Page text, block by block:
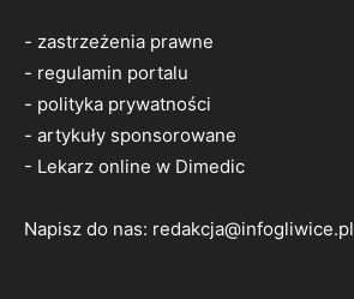
- zastrzeżenia prawne
- regulamin portalu
- polityka prywatności
- artykuły sponsorowane
- Lekarz online w Dimedic
Napisz do nas: redakcja@infogliwice.pl